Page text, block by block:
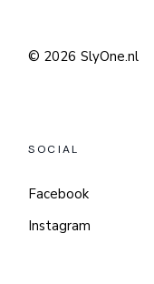
© 2026 SlyOne.nl
SOCIAL
Facebook
Instagram